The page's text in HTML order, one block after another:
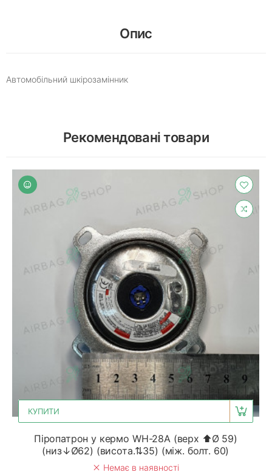
Опис
Автомобільний шкірозамінник
Рекомендовані товари
КУПИТИ
Піропатрон у кермо WH-28A (верх ⬆Ø 59)
(низ↓Ø62) (висота.⇅35) (між. болт. 60)
Немає в наявності